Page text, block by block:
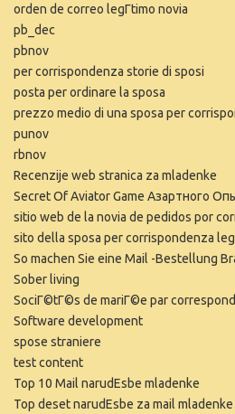
orden de correo legГ­timo novia
pb_dec
pbnov
per corrispondenza storie di sposi
posta per ordinare la sposa
prezzo medio di una sposa per
punov
rbnov
Recenzije web stranica za mladenke
Secret Of Aviator Game Азартного
sitio web de la novia de pedidos por
sito della sposa per corrispondenza
So machen Sie eine Mail -Bestellung
Sober living
SociГ©tГ©s de mariГ©e par
Software development
spose straniere
test content
Top 10 Mail narudЕѕbe mladenke
Top deset narudЕѕbe za mail